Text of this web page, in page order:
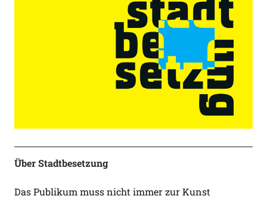
Über Stadtbesetzung
Das Publikum muss nicht immer zur Kunst